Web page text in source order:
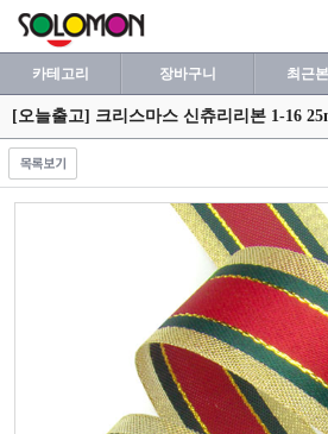
카테고리 장바구니 최근
[오늘출고] 크리스마스 신츄리리본 1-16